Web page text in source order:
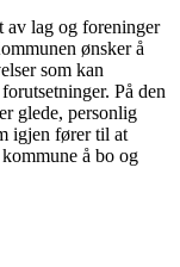
av lag og foreninger
ønsker å
som kan
På den
glede, personlig
igjen fører til at
å bo og